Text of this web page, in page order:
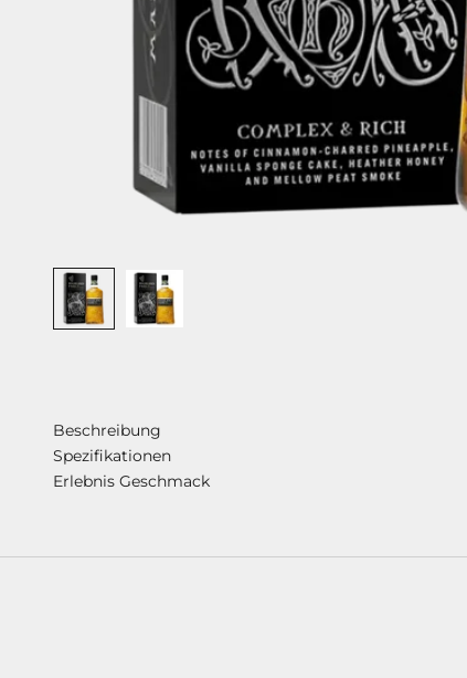
Beschreibung
Spezifikationen
Erlebnis Geschmack